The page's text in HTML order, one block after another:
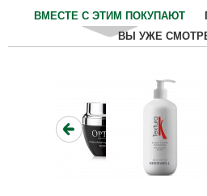
ВМЕСТЕ С ЭТИМ ПОКУПАЮТ
ВЫ УЖЕ